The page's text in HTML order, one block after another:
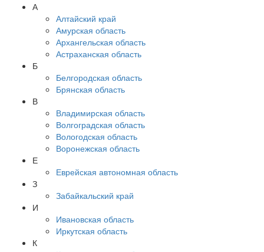
А
Алтайский край
Амурская область
Архангельская область
Астраханская область
Б
Белгородская область
Брянская область
В
Владимирская область
Волгоградская область
Вологодская область
Воронежская область
Е
Еврейская автономная область
З
Забайкальский край
И
Ивановская область
Иркутская область
К